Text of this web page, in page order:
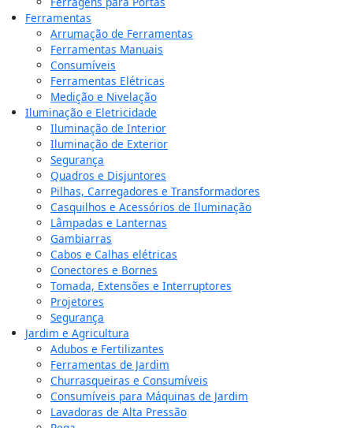
Ferramentas
Arrumação de Ferramentas
Ferramentas Manuais
Consumíveis
Ferramentas Elétricas
Medição e Nivelação
Iluminação e Eletricidade
Iluminação de Interior
Iluminação de Exterior
Segurança
Quadros e Disjuntores
Pilhas, Carregadores e Transformadores
Casquilhos e Acessórios de Iluminação
Lâmpadas e Lanternas
Gambiarras
Cabos e Calhas elétricas
Conectores e Bornes
Tomada, Extensões e Interruptores
Projetores
Segurança
Jardim e Agricultura
Adubos e Fertilizantes
Ferramentas de Jardim
Churrasqueiras e Consumíveis
Consumíveis para Máquinas de Jardim
Lavadoras de Alta Pressão